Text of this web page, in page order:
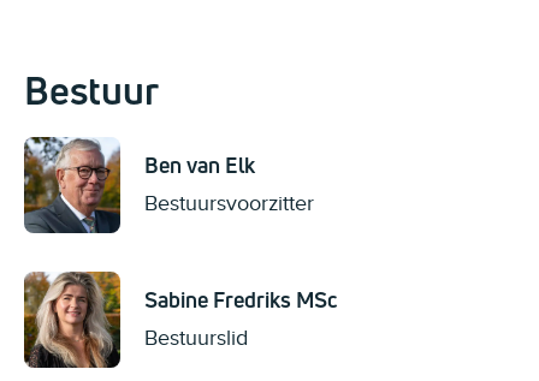
Bestuur
Ben van Elk
Bestuursvoorzitter
Sabine Fredriks MSc
Bestuurslid